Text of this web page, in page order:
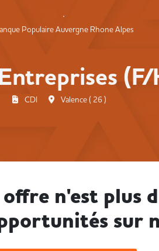
Populaire Auvergne Rhone Alpes
CDI Valence ( 26 )
n'est plus
sur